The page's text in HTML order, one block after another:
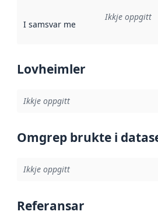
I samsvar med Referanse til ei
Ikkje oppgitt
Lovheimler
Ikkje oppgitt
Omgrep brukte i
Ikkje oppgitt
Referansar